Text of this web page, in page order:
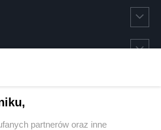
partnerów oraz inne